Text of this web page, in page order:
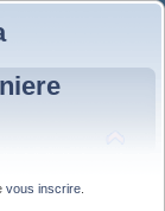
vous inscrire